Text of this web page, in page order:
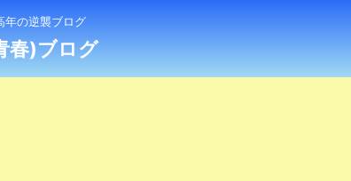
年の逆襲ブログ
春)ブログ